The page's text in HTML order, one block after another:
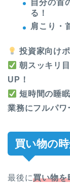
自分の首
る！
肩こり・
投資家向け
朝スッキリ
UP！
短時間の睡
業務にフルパワ
買い物の
最後に買い物を